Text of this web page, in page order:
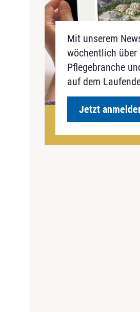
Mit unserem
wöchentlich über
Pflegebranche
auf dem
Jetzt